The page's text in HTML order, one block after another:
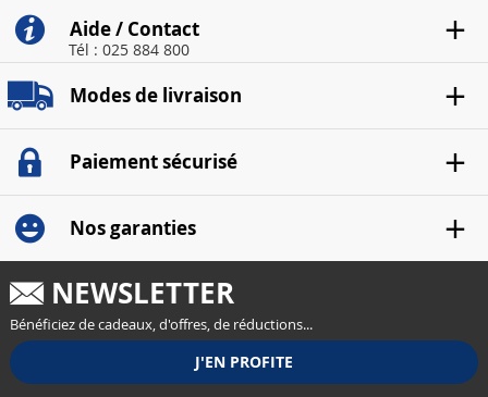
Aide / Contact
Tél : 025 884 800
Modes de livraison
Paiement sécurisé
Nos garanties
NEWSLETTER
Bénéficiez de cadeaux, d'offres, de réductions...